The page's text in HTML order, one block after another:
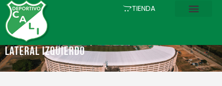
TIENDA
Lateral Izquierdo
INICIO
COMUNICACIONES
EL CLUB
FÚTBOL